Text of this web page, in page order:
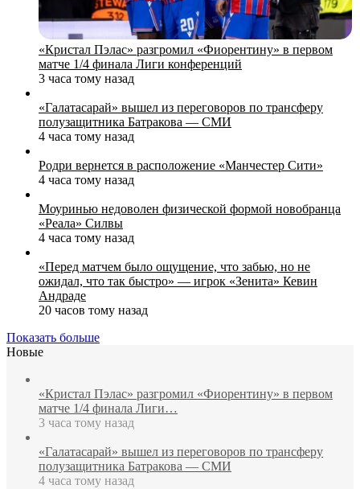
«Кристал Пэлас» разгромил «Фиорентину» в первом
матче 1/4 финала Лиги конференций
3 часа тому назад
«Галатасарай» вышел из переговоров по трансферу
полузащитника Батракова — СМИ
4 часа тому назад
Родри вернется в расположение «Манчестер Сити»
4 часа тому назад
Моуринью недоволен физической формой новобранца
«Реала» Силвы
4 часа тому назад
«Перед матчем было ощущение, что забью, но не
ожидал, что так быстро» — игрок «Зенита» Кевин
Андраде
20 часов тому назад
Показать больше
Новые
«Кристал Пэлас» разгромил «Фиорентину» в первом
матче 1/4 финала Лиги…
3 часа тому назад
«Галатасарай» вышел из переговоров по трансферу
полузащитника Батракова — СМИ
4 часа тому назад